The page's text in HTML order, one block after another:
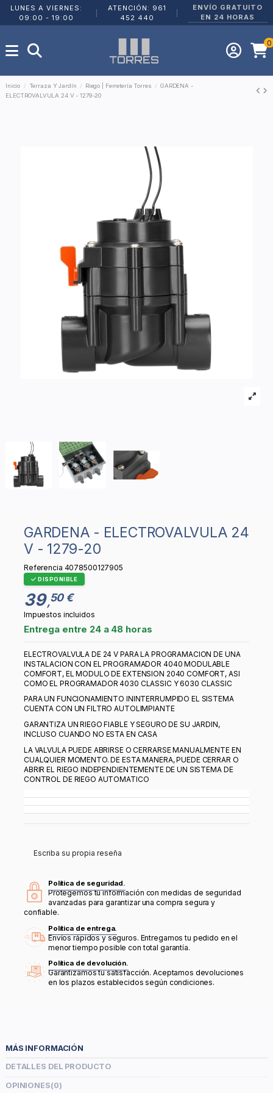
LUNES A VIERNES:
09:00 - 19:00
ATENCIÓN: 961
452 440
ENVÍO GRATUITO
EN 24 HORAS
0
Inicio Terraza Y Jardín Riego | Ferretería Torres
GARDENA -
ELECTROVALVULA 24 V - 1279-20
GARDENA - ELECTROVALVULA 24
V - 1279-20
Referencia 4078500127905
DISPONIBLE
39,50 €
Impuestos incluidos
Entrega entre 24 a 48 horas
ELECTROVALVULA DE 24 V PARA LA PROGRAMACION DE UNA
INSTALACION CON EL PROGRAMADOR 4040 MODULABLE
COMFORT, EL MODULO DE EXTENSION 2040 COMFORT, ASI
COMO EL PROGRAMADOR 4030 CLASSIC Y 6030 CLASSIC
PARA UN FUNCIONAMIENTO ININTERRUMPIDO EL SISTEMA
CUENTA CON UN FILTRO AUTOLIMPIANTE
GARANTIZA UN RIEGO FIABLE Y SEGURO DE SU JARDIN,
INCLUSO CUANDO NO ESTA EN CASA
LA VALVULA PUEDE ABRIRSE O CERRARSE MANUALMENTE EN
CUALQUIER MOMENTO. DE ESTA MANERA, PUEDE CERRAR O
ABRIR EL RIEGO INDEPENDIENTEMENTE DE UN SISTEMA DE
CONTROL DE RIEGO AUTOMATICO
Escriba su propia reseña
Política de seguridad.
Protegemos tu información con medidas de seguridad
avanzadas para garantizar una compra segura y
confiable.
Política de entrega.
Envíos rápidos y seguros. Entregamos tu pedido en el
menor tiempo posible con total garantía.
Política de devolución.
Garantizamos tu satisfacción. Aceptamos devoluciones
en los plazos establecidos según condiciones.
MÁS INFORMACIÓN
DETALLES DEL PRODUCTO
OPINIONES(0)